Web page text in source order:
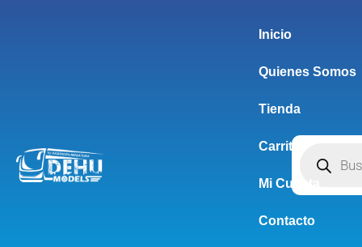
Inicio
Quienes Somos
Tienda
Carrito
Mi Cuenta
Contacto